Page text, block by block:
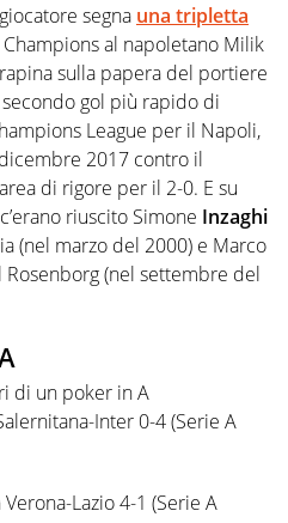
segna una tripletta
al napoletano Milik
sulla papera del portiere
gol più rapido di
League per il Napoli,
2017 contro il
di rigore per il 2-0. E su
riuscito Simone Inzaghi
(nel marzo del 2000) e Marco
(nel settembre del
di un poker in A
Inter 0-4 (Serie A
Lazio 4-1 (Serie A